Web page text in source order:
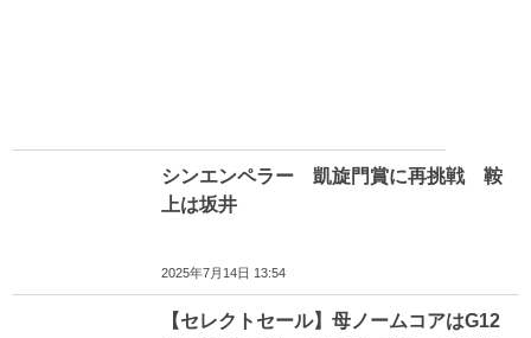
シンエンペラー 凱旋門賞に再挑戦 鞍
上は坂井
2025年7月14日 13:54
【セレクトセール】母ノームコアはG12